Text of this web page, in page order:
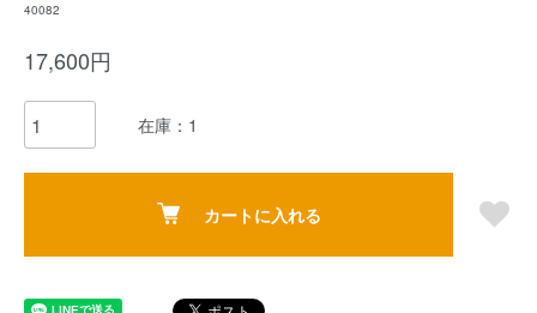
40082
17,600円
在庫：1
カートに入れる